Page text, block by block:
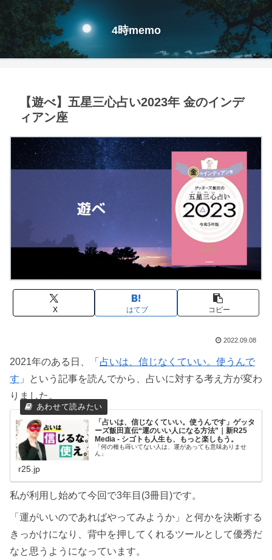
4時memo
【遊べ】五星三心占い2023年 金のインデ
ィアン座
X はてブ コピー
2022.09.08
2021年のある日、「 占いは、信じなくていい。使うんで
す 」という記事を読んでから、占いに対する考え方が変わ
りました。
「占いは、信じなくていい。使うんです」ゲッタ
ーズ飯田直伝“運のいい人になる方法”｜新R25
Media - シゴトも人生も、もっと楽しもう。
「何の種も蒔いてない人は、運があっても意味ありませ
ん」
r25.jp
私が利用し始めて今回で3年目(3冊目)です。
「運がいいのであればやってみようか」と何かを決断する
きっかけになり、背中を押してくれるツールとして優秀だ
なと思うようになっています。